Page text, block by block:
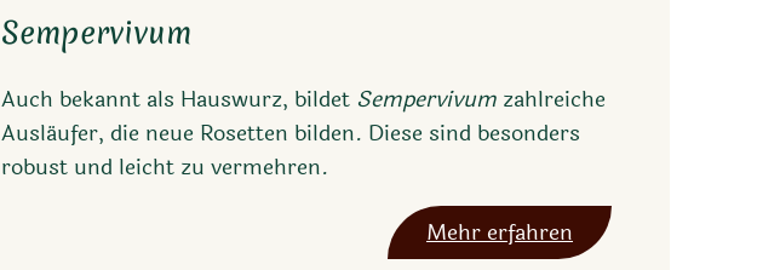
Sempervivum
Auch bekannt als Hauswurz, bildet Sempervivum zahlreiche
Ausläufer, die neue Rosetten bilden. Diese sind besonders
robust und leicht zu vermehren.
Mehr erfahren